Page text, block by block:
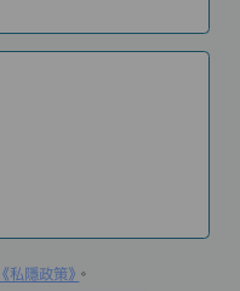
《私隱政策》 。